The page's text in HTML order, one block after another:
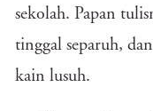
sekolah. Papan
tinggal separuh,
kain lusuh.